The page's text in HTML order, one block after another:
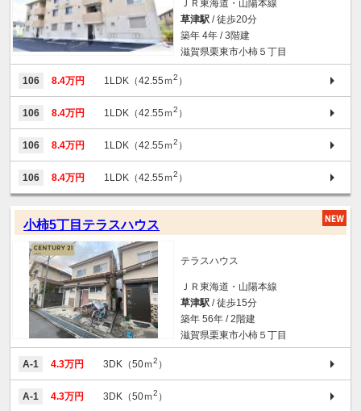
ＪＲ東海道・山陽本線
草津駅 / 徒歩20分
築年 4年 / 3階建
滋賀県栗東市小柿５丁目
106 8.4万円 1LDK（42.55ｍ2 ）
106 8.4万円 1LDK（42.55ｍ2 ）
106 8.4万円 1LDK（42.55ｍ2 ）
106 8.4万円 1LDK（42.55ｍ2 ）
小柿5丁目テラスハウス
テラスハウス
ＪＲ東海道・山陽本線
草津駅 / 徒歩15分
築年 56年 / 2階建
滋賀県栗東市小柿５丁目
A-1 4.3万円 3DK（50ｍ2 ）
A-1 4.3万円 3DK（50ｍ2 ）